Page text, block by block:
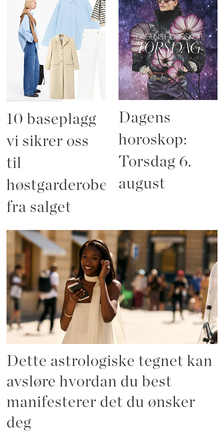
10 baseplagg
vi sikrer oss
til
høstgarderoben
fra salget
Dagens
horoskop:
Torsdag 6.
august
Dette astrologiske tegnet kan
avsløre hvordan du best
manifesterer det du ønsker
deg